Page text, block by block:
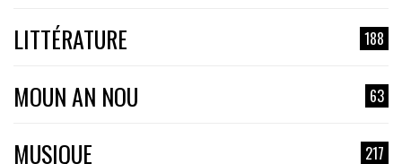
LITTÉRATURE 188
MOUN AN NOU 63
MUSIQUE 217